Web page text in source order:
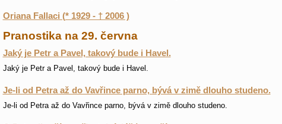
Oriana Fallaci (* 1929 - † 2006 )
Pranostika na 29. června
Jaký je Petr a Pavel, takový bude i Havel.
Jaký je Petr a Pavel, takový bude i Havel.
Je-li od Petra až do Vavřince parno, bývá v zimě dlouho studeno.
Je-li od Petra až do Vavřince parno, bývá v zimě dlouho studeno.